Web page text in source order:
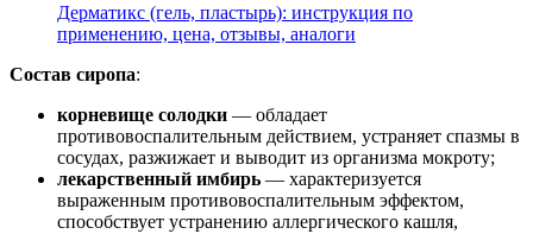
Дерматикс (гель, пластырь): инструкция по
применению, цена, отзывы, аналоги
Состав сиропа:
корневище солодки — обладает
противовоспалительным действием, устраняет спазмы в
сосудах, разжижает и выводит из организма мокроту;
лекарственный имбирь — характеризуется
выраженным противовоспалительным эффектом,
способствует устранению аллергического кашля,